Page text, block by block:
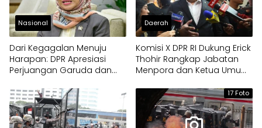
Nasional
Dari Kegagalan Menuju
Harapan: DPR Apresiasi
Perjuangan Garuda dan
Dunia 2030
Daerah
Komisi X DPR RI Dukung Erick
Thohir Rangkap Jabatan
Menpora dan Ketua Umum
17 Foto